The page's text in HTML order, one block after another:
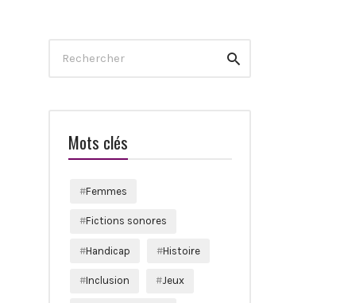
for:
Rechercher
Mots clés
Femmes
Fictions sonores
Handicap Histoire
Inclusion Jeux